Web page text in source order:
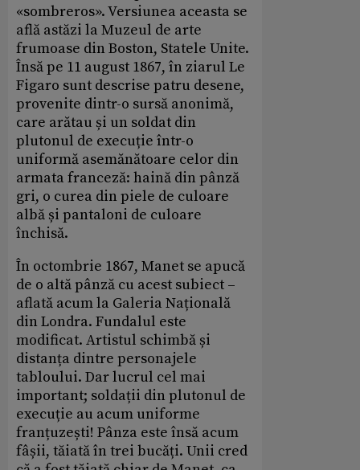
«sombreros». Versiunea aceasta se
află astăzi la Muzeul de arte
frumoase din Boston, Statele Unite.
Însă pe 11 august 1867, în ziarul Le
Figaro sunt descrise patru desene,
provenite dintr-o sursă anonimă,
care arătau și un soldat din
plutonul de execuție într-o
uniformă asemănătoare celor din
armata franceză: haină din pânză
gri, o curea din piele de culoare
albă și pantaloni de culoare
închisă.
În octombrie 1867, Manet se apucă
de o altă pânză cu acest subiect –
aflată acum la Galeria Națională
din Londra. Fundalul este
modificat. Artistul schimbă și
distanța dintre personajele
tabloului. Dar lucrul cel mai
important; soldații din plutonul de
execuție au acum uniforme
franțuzești! Pânza este însă acum
fâșii, tăiată în trei bucăți. Unii cred